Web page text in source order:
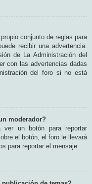
conjunto de reglas para
recibir una advertencia.
de La Administración del
con las advertencias dadas
del foro si no está
moderador?
ver un botón para reportar
el botón, el foro le llevará
para reportar el mensaje.